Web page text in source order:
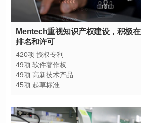
排名和许可
420项 授权专利
49项 软件著作权
49项 高新技术产品
45项 起草标准